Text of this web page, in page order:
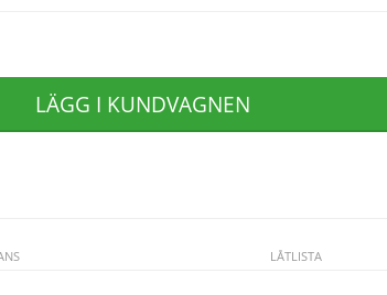
LÄGG I KUNDVAGNEN
LÅTLISTA